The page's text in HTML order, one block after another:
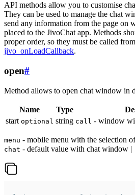
API methods allow you to customise
They can be used to manage the chat
send any information from the page on
placed to the JivoChat app. Methods
proper order, so they must be called
jivo_onLoadCallback.
open#
Method allows to open chat window in
Name Type
start optional string call - window
menu - mobile menu with the selection
chat - default value with chat window |